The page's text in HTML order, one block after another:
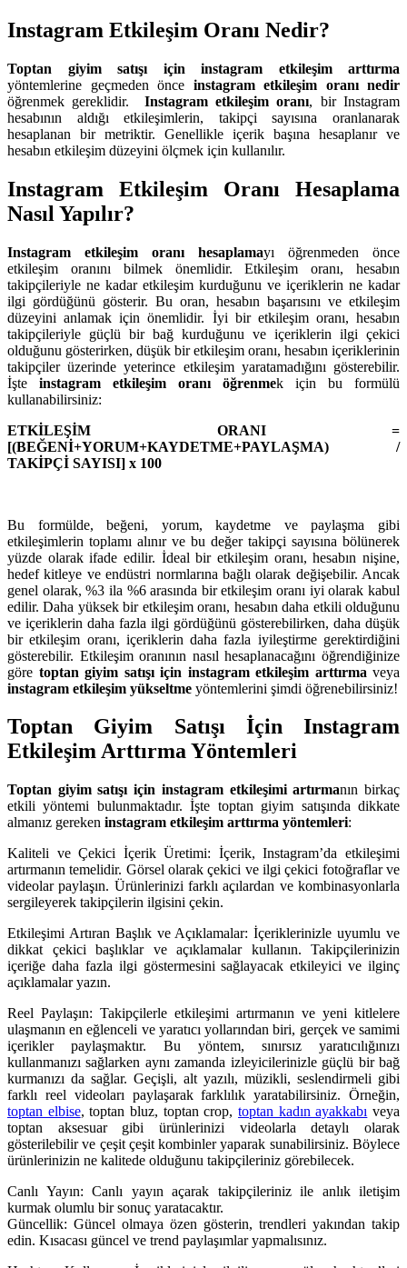
Instagram Etkileşim Oranı Nedir?
Toptan giyim satışı için instagram etkileşim arttırma
yöntemlerine geçmeden önce instagram etkileşim oranı nedir
öğrenmek gereklidir.
Instagram etkileşim oranı, bir Instagram
hesabının aldığı etkileşimlerin, takipçi sayısına oranlanarak
hesaplanan bir metriktir. Genellikle içerik başına hesaplanır ve
hesabın etkileşim düzeyini ölçmek için kullanılır.
Instagram Etkileşim Oranı Hesaplama
Nasıl Yapılır?
Instagram etkileşim oranı hesaplamayı öğrenmeden önce
etkileşim oranını bilmek önemlidir. Etkileşim oranı, hesabın
takipçileriyle ne kadar etkileşim kurduğunu ve içeriklerin ne kadar
ilgi gördüğünü gösterir. Bu oran, hesabın başarısını ve etkileşim
düzeyini anlamak için önemlidir. İyi bir etkileşim oranı, hesabın
takipçileriyle güçlü bir bağ kurduğunu ve içeriklerin ilgi çekici
olduğunu gösterirken, düşük bir etkileşim oranı, hesabın içeriklerinin
takipçiler üzerinde yeterince etkileşim yaratamadığını gösterebilir.
İşte instagram etkileşim oranı öğrenmek için bu formülü
kullanabilirsiniz:
ETKİLEŞİM ORANI =
[(BEĞENİ+YORUM+KAYDETME+PAYLAŞMA) /
TAKİPÇİ SAYISI] x 100
Bu formülde, beğeni, yorum, kaydetme ve paylaşma gibi
etkileşimlerin toplamı alınır ve bu değer takipçi sayısına bölünerek
yüzde olarak ifade edilir. İdeal bir etkileşim oranı, hesabın nişine,
hedef kitleye ve endüstri normlarına bağlı olarak değişebilir. Ancak
genel olarak, %3 ila %6 arasında bir etkileşim oranı iyi olarak kabul
edilir. Daha yüksek bir etkileşim oranı, hesabın daha etkili olduğunu
ve içeriklerin daha fazla ilgi gördüğünü gösterebilirken, daha düşük
bir etkileşim oranı, içeriklerin daha fazla iyileştirme gerektirdiğini
gösterebilir. Etkileşim oranının nasıl hesaplanacağını öğrendiğinize
göre toptan giyim satışı için instagram etkileşim arttırma veya
instagram etkileşim yükseltme yöntemlerini şimdi öğrenebilirsiniz!
Toptan Giyim Satışı İçin Instagram
Etkileşim Arttırma Yöntemleri
Toptan giyim satışı için instagram etkileşimi artırmanın birkaç
etkili yöntemi bulunmaktadır. İşte toptan giyim satışında dikkate
almanız gereken instagram etkileşim arttırma yöntemleri:
Kaliteli ve Çekici İçerik Üretimi: İçerik, Instagram’da etkileşimi
artırmanın temelidir. Görsel olarak çekici ve ilgi çekici fotoğraflar ve
videolar paylaşın. Ürünlerinizi farklı açılardan ve kombinasyonlarla
sergileyerek takipçilerin ilgisini çekin.
Etkileşimi Artıran Başlık ve Açıklamalar: İçeriklerinizle uyumlu ve
dikkat çekici başlıklar ve açıklamalar kullanın. Takipçilerinizin
içeriğe daha fazla ilgi göstermesini sağlayacak etkileyici ve ilginç
açıklamalar yazın.
Reel Paylaşın: Takipçilerle etkileşimi artırmanın ve yeni kitlelere
ulaşmanın en eğlenceli ve yaratıcı yollarından biri, gerçek ve samimi
içerikler paylaşmaktır. Bu yöntem, sınırsız yaratıcılığınızı
kullanmanızı sağlarken aynı zamanda izleyicilerinizle güçlü bir bağ
kurmanızı da sağlar. Geçişli, alt yazılı, müzikli, seslendirmeli gibi
farklı reel videoları paylaşarak farklılık yaratabilirsiniz. Örneğin,
toptan elbise, toptan bluz, toptan crop,toptan kadın ayakkabı veya
toptan aksesuar gibi ürünlerinizi videolarla detaylı olarak
gösterilebilir ve çeşit çeşit kombinler yaparak sunabilirsiniz. Böylece
ürünlerinizin ne kalitede olduğunu takipçileriniz görebilecek.
Canlı Yayın: Canlı yayın açarak takipçileriniz ile anlık iletişim
kurmak olumlu bir sonuç yaratacaktır.
Güncellik: Güncel olmaya özen gösterin, trendleri yakından takip
edin. Kısacası güncel ve trend paylaşımlar yapmalısınız.